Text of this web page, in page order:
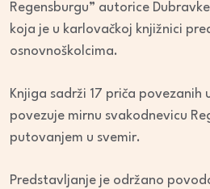
Regensburgu” autorice
koja je u karlovačkoj knjižnici
osnovnoškolcima.
Knjiga sadrži 17 priča povezanih
povezuje mirnu svakodnevicu
putovanjem u svemir.
Predstavljanje je održano